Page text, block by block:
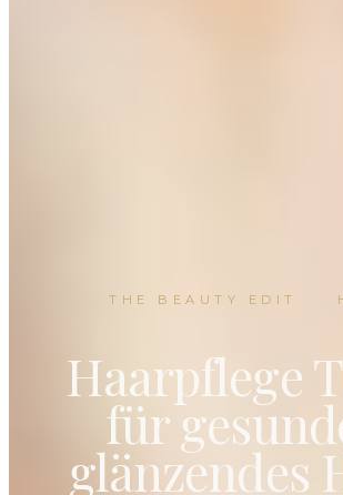
THE BEAUTY EDIT ·
Haarpflege
für
glänzendes